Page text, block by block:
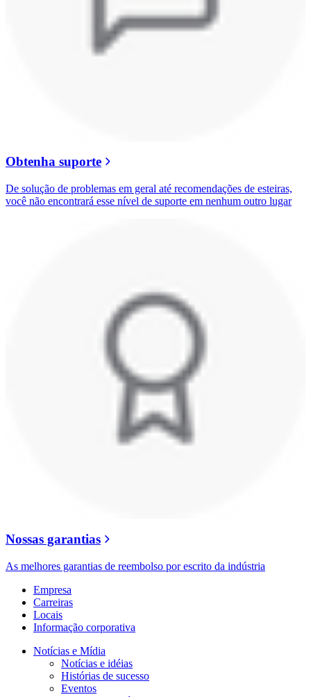
Obtenha suporte
De solução de problemas em geral até recomendações de esteiras,
você não encontrará esse nível de suporte em nenhum outro lugar
Nossas garantias
As melhores garantias de reembolso por escrito da indústria
Empresa
Carreiras
Locais
Informação corporativa
Notícias e Mídia
Notícias e idéias
Histórias de sucesso
Eventos